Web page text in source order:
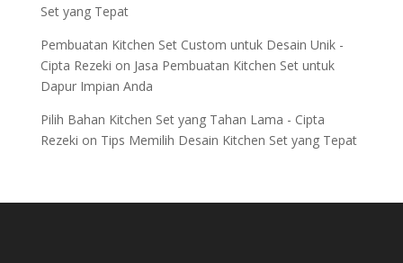
Set yang Tepat
Pembuatan Kitchen Set Custom untuk Desain Unik -
Cipta Rezeki on Jasa Pembuatan Kitchen Set untuk
Dapur Impian Anda
Pilih Bahan Kitchen Set yang Tahan Lama - Cipta
Rezeki on Tips Memilih Desain Kitchen Set yang Tepat